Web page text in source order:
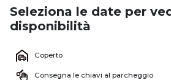
Seleziona le date per
disponibilità
Coperto
Consegna le chiavi al parcheggio